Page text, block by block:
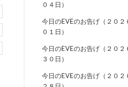
０４日）
今日のEVEのお告げ（２０２
０１日）
今日のEVEのお告げ（２０２
３０日）
今日のEVEのお告げ（２０２